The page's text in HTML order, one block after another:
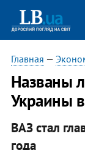
Главная —
Названы
Украины
ВАЗ стал
года